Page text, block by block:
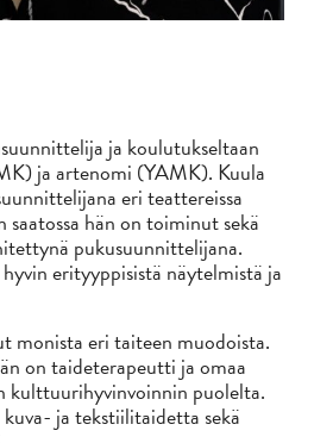
ja koulutukseltaan
ja artenomi (YAMK). Kuula
eri teattereissa
saatossa hän on toiminut sekä
pukusuunnittelijana.
erityyppisistä näytelmistä ja
monista eri taiteen muodoista.
on taideterapeutti ja omaa
puolelta.
ja tekstiilitaidetta sekä